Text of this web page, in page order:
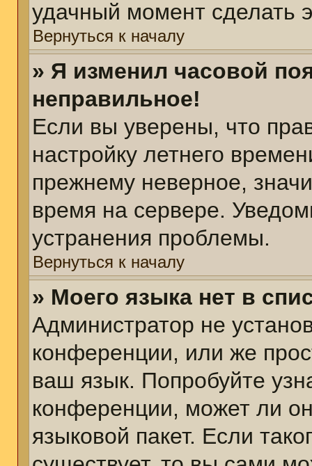
удачный момент сделать
Вернуться к началу
» Я изменил часовой
неправильное!
Если вы уверены, что
настройку летнего
прежнему неверное,
время на сервере.
устранения проблемы.
Вернуться к началу
» Моего языка нет в
Администратор не
конференции, или же
ваш язык. Попробуйте
конференции, может ли
языковой пакет. Если